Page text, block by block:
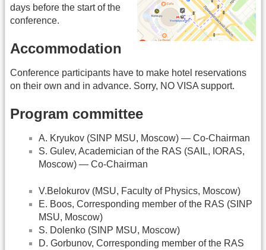
days before the start of the
conference.
Accommodation
Conference participants have to make hotel reservations
on their own and in advance. Sorry, NO VISA support.
Program committee
A. Kryukov (SINP MSU, Moscow) — Co-Chairman
S. Gulev, Academician of the RAS (SAIL, IORAS,
Moscow) — Co-Chairman
V.Belokurov (MSU, Faculty of Physics, Moscow)
E. Boos, Сorresponding member of the RAS (SINP
MSU, Moscow)
S. Dolenko (SINP MSU, Moscow)
D. Gorbunov, Сorresponding member of the RAS